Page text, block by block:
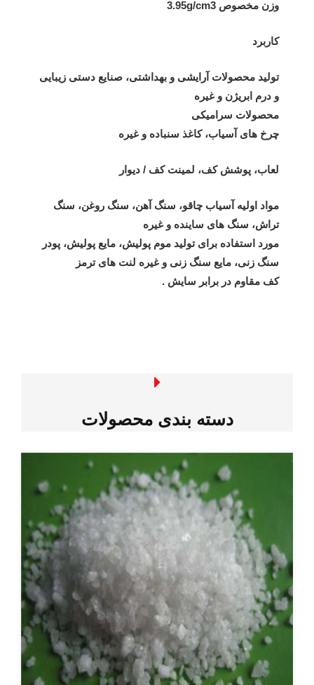
وزن مخصوص 3.95g/cm3
کاربرد
تولید محصولات آرایشی و بهداشتی، صنایع دستی زیبایی
و درم ابریژن و غیره
محصولات سرامیکی
چرخ های آسیاب، کاغذ سنباده و غیره
لعاب، پوشش کف، لمینت کف / دیوار
مواد اولیه آسیاب چاقو، سنگ آهن، سنگ روغن، سنگ
تراش، سنگ های ساینده و غیره
مورد استفاده برای تولید موم پولیش، مایع پولیش، پودر
سنگ زنی، مایع سنگ زنی و غیره لنت های ترمز
کف مقاوم در برابر سایش .
دسته بندی محصولات